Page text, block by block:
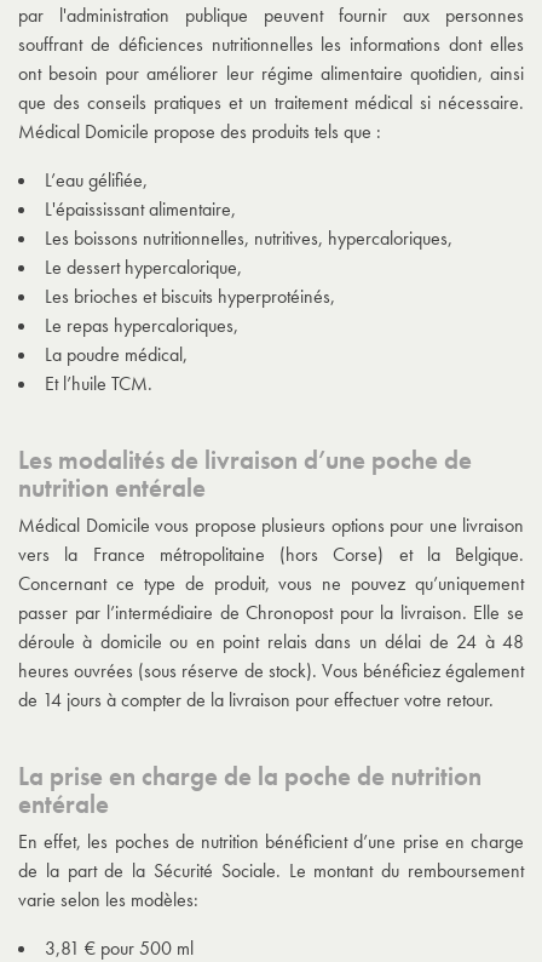
par l'administration publique peuvent fournir aux personnes
souffrant de déficiences nutritionnelles les informations dont elles
ont besoin pour améliorer leur régime alimentaire quotidien, ainsi
que des conseils pratiques et un traitement médical si nécessaire.
Médical Domicile propose des produits tels que :
L’eau gélifiée,
L'épaississant alimentaire,
Les boissons nutritionnelles, nutritives, hypercaloriques,
Le dessert hypercalorique,
Les brioches et biscuits hyperprotéinés,
Le repas hypercaloriques,
La poudre médical,
Et l’huile TCM.
Les modalités de livraison d’une poche de
nutrition entérale
Médical Domicile vous propose plusieurs options pour une livraison
vers la France métropolitaine (hors Corse) et la Belgique.
Concernant ce type de produit, vous ne pouvez qu’uniquement
passer par l’intermédiaire de Chronopost pour la livraison. Elle se
déroule à domicile ou en point relais dans un délai de 24 à 48
heures ouvrées (sous réserve de stock). Vous bénéficiez également
de 14 jours à compter de la livraison pour effectuer votre retour.
La prise en charge de la poche de nutrition
entérale
En effet, les poches de nutrition bénéficient d’une prise en charge
de la part de la Sécurité Sociale. Le montant du remboursement
varie selon les modèles:
3,81 € pour 500 ml